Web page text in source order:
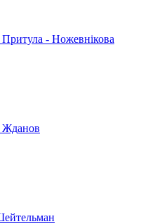
- Ножевнікова
Жданов